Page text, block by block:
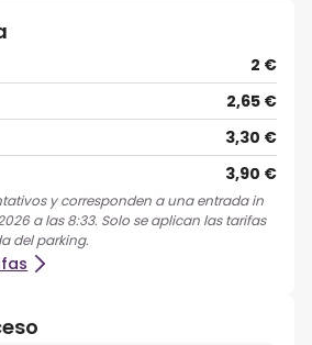
2 €
2,65 €
3,30 €
3,90 €
y corresponden a una entrada in
a las 8:33. Solo se aplican las tarifas
del parking.